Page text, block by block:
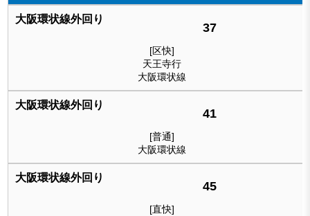
37
[区快]
天王寺行
大阪環状線
41
[普通]
大阪環状線
45
[直快]